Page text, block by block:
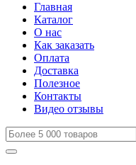
Главная
Каталог
О нас
Как заказать
Оплата
Доставка
Полезное
Контакты
Видео отзывы